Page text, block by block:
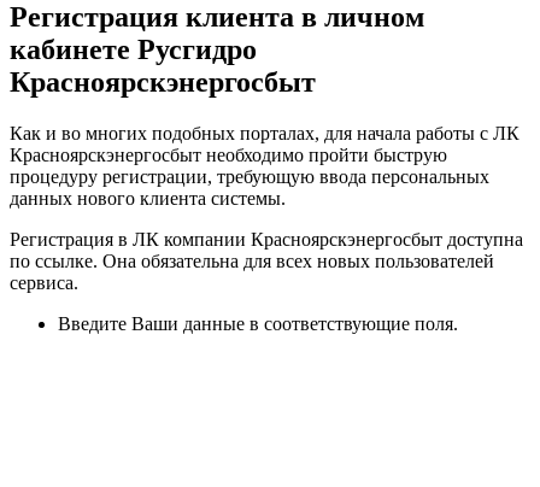
Регистрация клиента в личном
кабинете Русгидро
Красноярскэнергосбыт
Как и во многих подобных порталах, для начала работы с ЛК
Красноярскэнергосбыт необходимо пройти быструю
процедуру регистрации, требующую ввода персональных
данных нового клиента системы.
Регистрация в ЛК компании Красноярскэнергосбыт доступна
по ссылке. Она обязательна для всех новых пользователей
сервиса.
Введите Ваши данные в соответствующие поля.